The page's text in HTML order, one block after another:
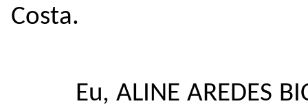
Costa.
Eu, ALINE AREDES